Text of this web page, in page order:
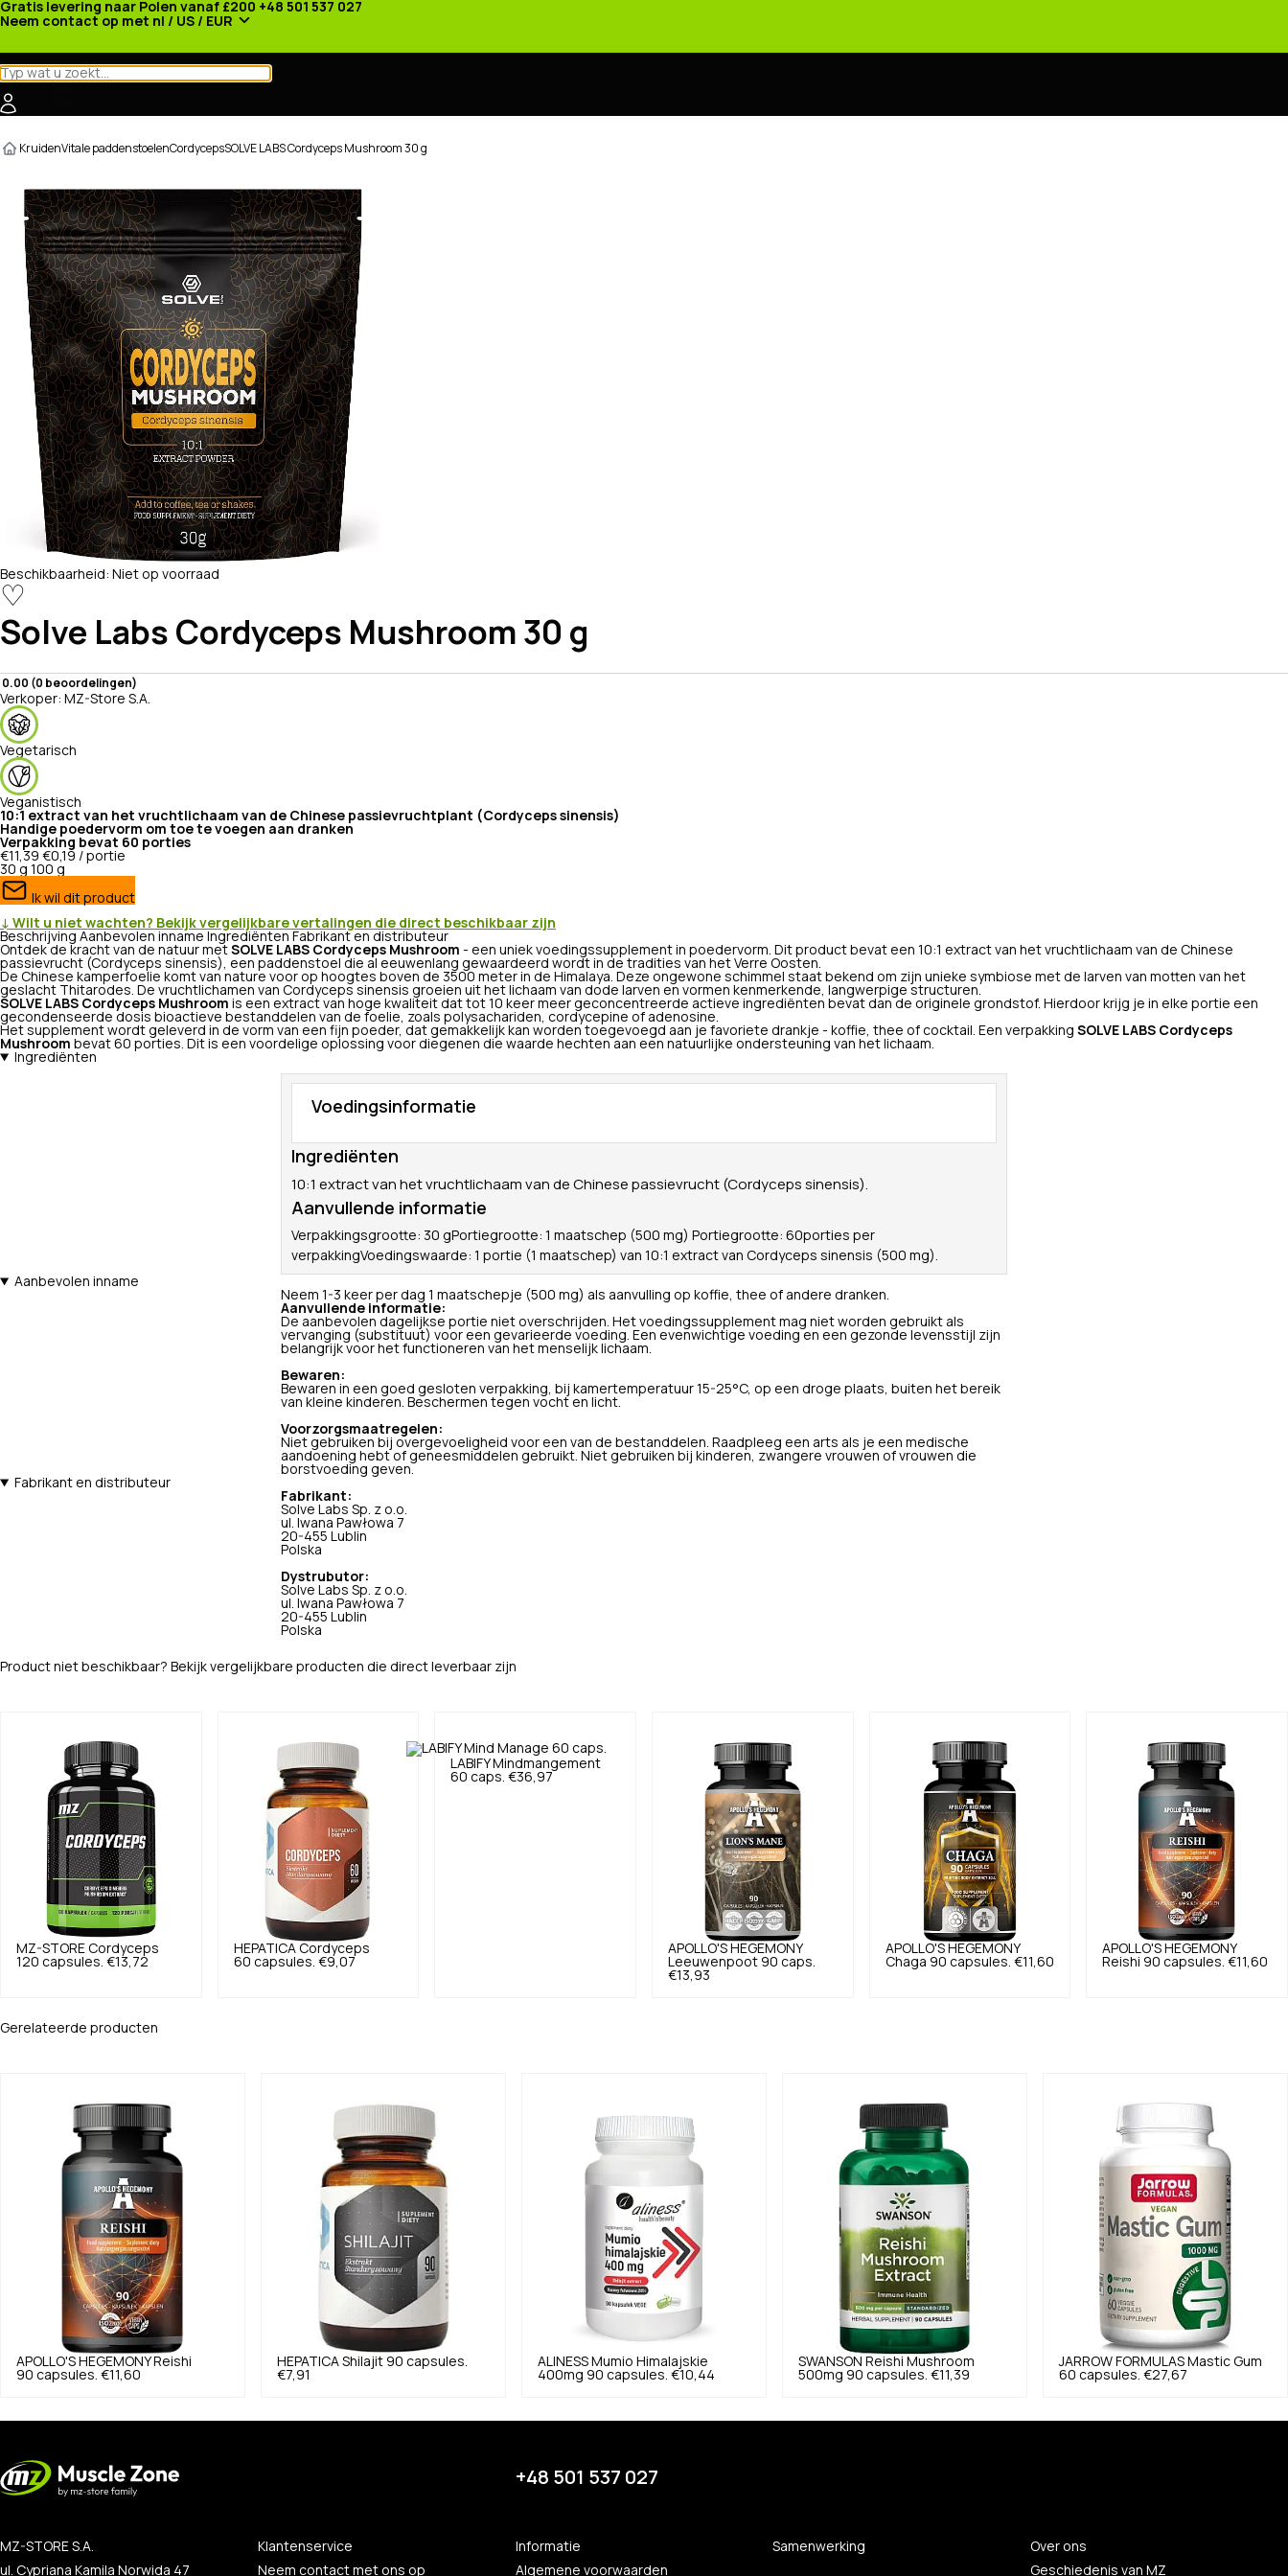
Gratis levering naar Polen vanaf £200 +48 501 537 027
Neem contact op met nl / US / EUR
KruidenVitale paddenstoelenCordycepsSOLVE LABS Cordyceps Mushroom 30 g
Beschikbaarheid: Niet op voorraad
♡
Solve Labs Cordyceps Mushroom 30 g
0.00 (0 beoordelingen)
Verkoper: MZ-Store S.A.
Vegetarisch
Veganistisch
10:1 extract van het vruchtlichaam van de Chinese passievruchtplant (Cordyceps sinensis)
Handige poedervorm om toe te voegen aan dranken
Verpakking bevat 60 porties
€11,39 €0,19 / portie
30 g 100 g
Ik wil dit product
↓ Wilt u niet wachten? Bekijk vergelijkbare vertalingen die direct beschikbaar zijn
Beschrijving Aanbevolen inname Ingrediënten Fabrikant en distributeur
Ontdek de kracht van de natuur met SOLVE LABS Cordyceps Mushroom - een uniek voedingssupplement in poedervorm. Dit product bevat een 10:1 extract van het vruchtlichaam van de Chinese
passievrucht (Cordyceps sinensis), een paddenstoel die al eeuwenlang gewaardeerd wordt in de tradities van het Verre Oosten.
De Chinese kamperfoelie komt van nature voor op hoogtes boven de 3500 meter in de Himalaya. Deze ongewone schimmel staat bekend om zijn unieke symbiose met de larven van motten van het
geslacht Thitarodes. De vruchtlichamen van Cordyceps sinensis groeien uit het lichaam van dode larven en vormen kenmerkende, langwerpige structuren.
SOLVE LABS Cordyceps Mushroom is een extract van hoge kwaliteit dat tot 10 keer meer geconcentreerde actieve ingrediënten bevat dan de originele grondstof. Hierdoor krijg je in elke portie een
gecondenseerde dosis bioactieve bestanddelen van de foelie, zoals polysachariden, cordycepine of adenosine.
Het supplement wordt geleverd in de vorm van een fijn poeder, dat gemakkelijk kan worden toegevoegd aan je favoriete drankje - koffie, thee of cocktail. Een verpakking SOLVE LABS Cordyceps
Mushroom bevat 60 porties. Dit is een voordelige oplossing voor diegenen die waarde hechten aan een natuurlijke ondersteuning van het lichaam.
Ingrediënten
Voedingsinformatie
Ingrediënten
10:1 extract van het vruchtlichaam van de Chinese passievrucht (Cordyceps sinensis).
Aanvullende informatie
Verpakkingsgrootte: 30 gPortiegrootte: 1 maatschep (500 mg) Portiegrootte: 60porties per
verpakkingVoedingswaarde: 1 portie (1 maatschep) van 10:1 extract van Cordyceps sinensis (500 mg).
Aanbevolen inname
Neem 1-3 keer per dag 1 maatschepje (500 mg) als aanvulling op koffie, thee of andere dranken.
Aanvullende informatie:
De aanbevolen dagelijkse portie niet overschrijden. Het voedingssupplement mag niet worden gebruikt als
vervanging (substituut) voor een gevarieerde voeding. Een evenwichtige voeding en een gezonde levensstijl zijn
belangrijk voor het functioneren van het menselijk lichaam.
Bewaren:
Bewaren in een goed gesloten verpakking, bij kamertemperatuur 15-25°C, op een droge plaats, buiten het bereik
van kleine kinderen. Beschermen tegen vocht en licht.
Voorzorgsmaatregelen:
Niet gebruiken bij overgevoeligheid voor een van de bestanddelen. Raadpleeg een arts als je een medische
aandoening hebt of geneesmiddelen gebruikt. Niet gebruiken bij kinderen, zwangere vrouwen of vrouwen die
borstvoeding geven.
Fabrikant en distributeur
Fabrikant:
Solve Labs Sp. z o.o.
ul. Iwana Pawłowa 7
20-455 Lublin
Polska
Dystrubutor:
Solve Labs Sp. z o.o.
ul. Iwana Pawłowa 7
20-455 Lublin
Polska
Product niet beschikbaar? Bekijk vergelijkbare producten die direct leverbaar zijn
MZ-STORE Cordyceps
120 capsules. €13,72
HEPATICA Cordyceps
60 capsules. €9,07
LABIFY Mindmangement
60 caps. €36,97
APOLLO'S HEGEMONY
Leeuwenpoot 90 caps.
€13,93
APOLLO'S HEGEMONY
Chaga 90 capsules. €11,60
APOLLO'S HEGEMONY
Reishi 90 capsules. €11,60
Gerelateerde producten
APOLLO'S HEGEMONY Reishi
90 capsules. €11,60
HEPATICA Shilajit 90 capsules.
€7,91
ALINESS Mumio Himalajskie
400mg 90 capsules. €10,44
SWANSON Reishi Mushroom
500mg 90 capsules. €11,39
JARROW FORMULAS Mastic Gum
60 capsules. €27,67
+48 501 537 027
MZ-STORE S.A.
ul. Cypriana Kamila Norwida 47
Klantenservice
Neem contact met ons op
Informatie
Algemene voorwaarden
Samenwerking
Over ons
Geschiedenis van MZ